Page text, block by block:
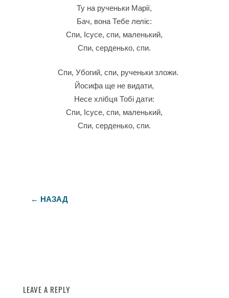
Ту на рученьки Марії,
Бач, вона Тебе леліє:
Спи, Ісусе, спи, маленький,
Спи, серденько, спи.
Спи, Убогий, спи, рученьки зложи.
Йосифа ще не видати,
Несе хлібця Тобі дати:
Спи, Ісусе, спи, маленький,
Спи, серденько, спи.
← НАЗАД
LEAVE A REPLY